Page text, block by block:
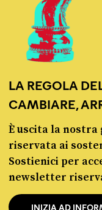
LA REGOLA
CAMBIARE,
È uscita la
riservata ai
Sostienici per
newsletter
INIZIA AD